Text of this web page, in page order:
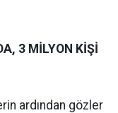
3 MİLYON KİŞİ
ardından gözler